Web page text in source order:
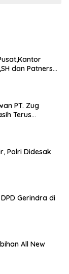
dan Patners
PT. Zug
Terus
Polri Didesak
Gerindra di
All New